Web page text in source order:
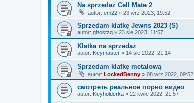
Na sprzedaż Cell Mate 2
autor: em22 » 23 wrz 2023, 19:52
Sprzedam klatkę Jewns 2023 (S)
autor: ghostzq » 23 sie 2023, 11:57
Klatka na sprzedaż
autor: Keymaster » 14 sie 2022, 21:14
Sprzedam klatkę metalową
autor: LockedBenny » 08 wrz 2022, 09:52
смотреть реальное порно видео
autor: Keyholderka » 22 kwie 2022, 21:57